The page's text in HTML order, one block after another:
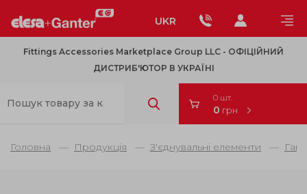
UKR
Fittings Accessories Marketplace Group LLC - OФІЦІЙНИЙ
ДИСТРИБ'ЮТОР В УКРАЇНІ
0 шт.
0 грн
Головна Продукція З'єднувальні елементи